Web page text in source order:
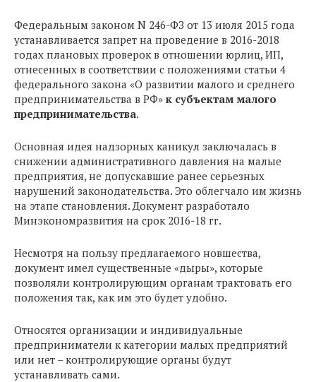
Федеральным законом N 246-ФЗ от 13 июля 2015 года
устанавливается запрет на проведение в 2016-2018
годах плановых проверок в отношении юрлиц, ИП,
отнесенных в соответствии с положениями статьи 4
федерального закона «О развитии малого и среднего
предпринимательства в РФ» к субъектам малого
предпринимательства.
Основная идея надзорных каникул заключалась в
снижении административного давления на малые
предприятия, не допускавшие ранее серьезных
нарушений законодательства. Это облегчало им жизнь
на этапе становления. Документ разработало
Минэкономразвития на срок 2016-18 гг.
Несмотря на пользу предлагаемого новшества,
документ имел существенные «дыры», которые
позволяли контролирующим органам трактовать его
положения так, как им это будет удобно.
Относятся организации и индивидуальные
предприниматели к категории малых предприятий
или нет – контролирующие органы будут
устанавливать сами.